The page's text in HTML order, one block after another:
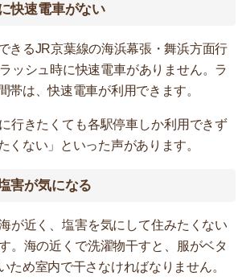
快速電車がない
きるJR京葉線の海浜幕張・舞浜方面行
ッシュ時に快速電車がありません。ラ
帯は、快速電車が利用できます。
行きたくても各駅停車しか利用できず
くない」といった声があります。
害が気になる
が近く、塩害を気にして住みたくない
。海の近くで洗濯物干すと、服がベタ
ため室内で干さなければなりません。